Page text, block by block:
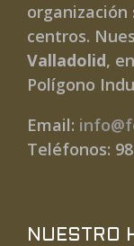
centros.
Valladolid,
Polígono
Email:
Teléfonos:
NUESTRO